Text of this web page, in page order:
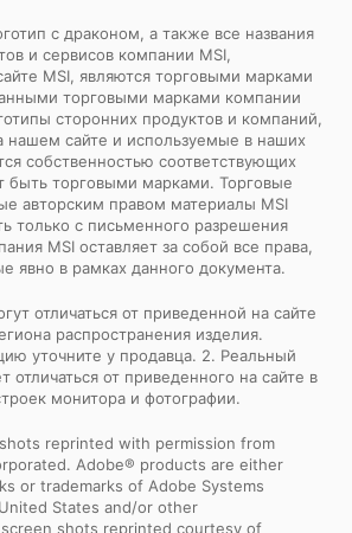
с драконом, а также все названия
и сервисов компании MSI,
MSI, являются торговыми марками
торговыми марками компании
сторонних продуктов и компаний,
нашем сайте и используемые в наших
собственностью соответствующих
быть торговыми марками. Торговые
авторским правом материалы MSI
только с письменного разрешения
MSI оставляет за собой все права,
явно в рамках данного документа.
отличаться от приведенной на сайте
распространения изделия.
уточните у продавца. 2. Реальный
отличаться от приведенного на сайте в
монитора и фотографии.
reprinted with permission from
Adobe® products are either
or trademarks of Adobe Systems
States and/or other
shots reprinted courtesy of